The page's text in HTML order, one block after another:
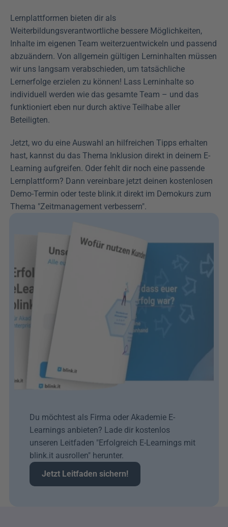
Lernplattformen bieten dir als
Weiterbildungsverantwortliche bessere Möglichkeiten,
Inhalte im eigenen Team weiterzuentwickeln und passend
abzuändern. Von allgemein gültigen Lerninhalten müssen
wir uns langsam verabschieden, um tatsächliche
Lernerfolge erzielen zu können! Lass Lerninhalte so
individuell werden wie das gesamte Team – und das
funktioniert eben nur durch aktive Teilhabe aller
Beteiligten.
Jetzt, wo du eine Auswahl an hilfreichen Tipps erhalten
hast, kannst du das Thema Inklusion direkt in deinem E-
Learning aufgreifen. Oder fehlt dir noch eine passende
Lernplattform? Dann vereinbare jetzt deinen kostenlosen
Demo-Termin oder teste blink.it direkt im Demokurs zum
Thema "Zeitmanagement verbessern".
Du möchtest als Firma oder Akademie E-
Learnings anbieten? Lade dir kostenlos
unseren Leitfaden "Erfolgreich E-Learnings mit
blink.it ausrollen" herunter.
Jetzt Leitfaden sichern!